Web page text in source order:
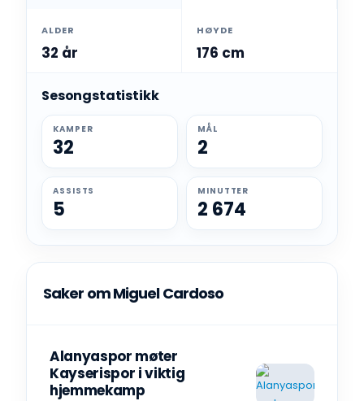
ALDER
32 år
HØYDE
176 cm
Sesongstatistikk
KAMPER
32
MÅL
2
ASSISTS
5
MINUTTER
2 674
Saker om Miguel Cardoso
Alanyaspor møter
Kayserispor i viktig
hjemmekamp